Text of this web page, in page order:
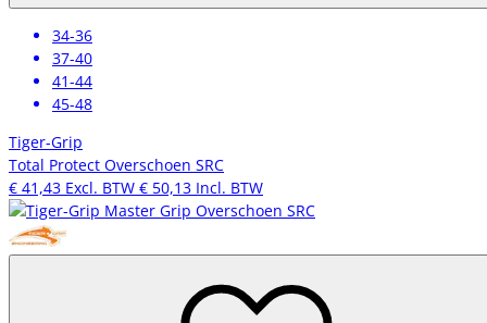
34-36
37-40
41-44
45-48
Tiger-Grip
Total Protect Overschoen SRC
€ 41,43 Excl. BTW € 50,13 Incl. BTW